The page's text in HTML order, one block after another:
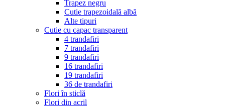
Trapez negru
Cutie trapezoidală albă
Alte tipuri
Cutie cu capac transparent
4 trandafiri
7 trandafiri
9 trandafiri
16 trandafiri
19 trandafiri
36 de trandafiri
Flori în sticlă
Flori din acril